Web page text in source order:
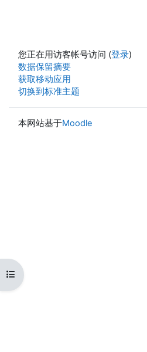
打开课程索引
您正在用访客帐号访问 (登录)
‎数据保留摘要‎
获取移动应用
切换到标准主题
本网站基于Moodle